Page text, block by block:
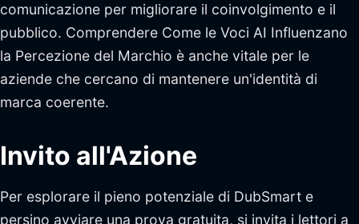
comunicazione per migliorare il coinvolgimento e il
pubblico. Comprendere Come le Voci AI Influenzano
la Percezione del Marchio è anche vitale per le
aziende che cercano di mantenere un'identità di
marca coerente.
Invito all'Azione
Per esplorare il pieno potenziale di DubSmart e
persino avviare una prova gratuita, si invita i lettori a